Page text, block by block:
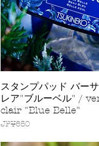
快速瀏覽
スタンプパッド バー
レア"ブルーベル" /
clair "Blue Belle"
價格
JP¥650